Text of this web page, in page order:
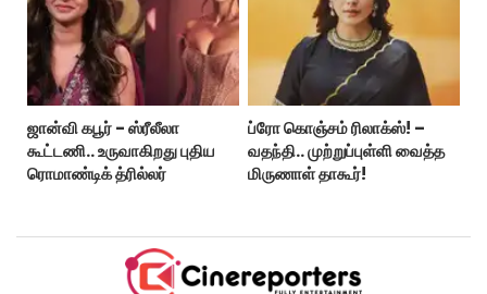
ஜான்வி கபூர் - ஸ்ரீலீலா
கூட்டணி.. உருவாகிறது புதிய
ரொமாண்டிக் த்ரில்லர்
ப்ரோ கொஞ்சம் ரிலாக்ஸ்! –
வதந்தி.. முற்றுப்புள்ளி வைத்த
மிருணாள் தாகூர்!